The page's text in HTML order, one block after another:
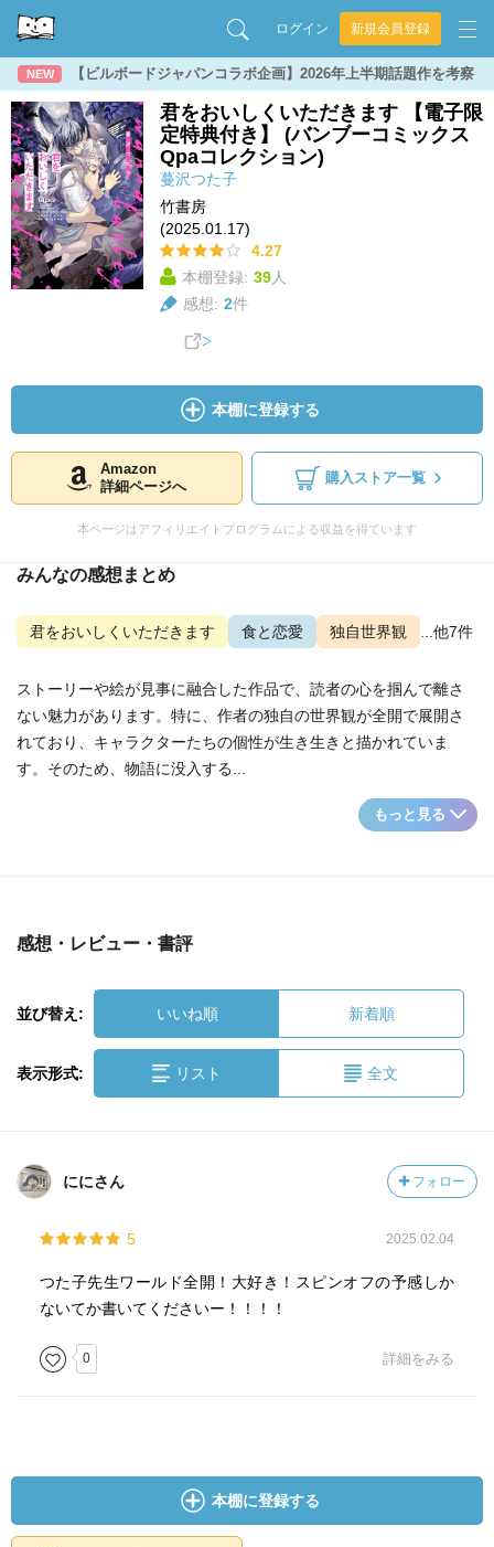
ログイン 新規会員登録
NEW 【ビルボードジャパンコラボ企画】2026年上半期話題作を考察
君をおいしくいただきます 【電子限
定特典付き】 (バンブーコミックス
Qpaコレクション)
蔓沢つた子
竹書房
(2025.01.17)
4.27
本棚登録: 39人
感想: 2件
本棚に登録する
Amazon
詳細ページへ
購入ストア一覧
本ページはアフィリエイトプログラムによる収益を得ています
みんなの感想まとめ
君をおいしくいただきます 食と恋愛 独自世界観 ...他7件
ストーリーや絵が見事に融合した作品で、読者の心を掴んで離さ
ない魅力があります。特に、作者の独自の世界観が全開で展開さ
れており、キャラクターたちの個性が生き生きと描かれていま
す。そのため、物語に没入する...
もっと見る
感想・レビュー・書評
並び替え: いいね順 新着順
表示形式: リスト 全文
ににさん フォロー
5 2025.02.04
つた子先生ワールド全開！大好き！スピンオフの予感しか
ないてか書いてくださいー！！！！
0 詳細をみる
本棚に登録する